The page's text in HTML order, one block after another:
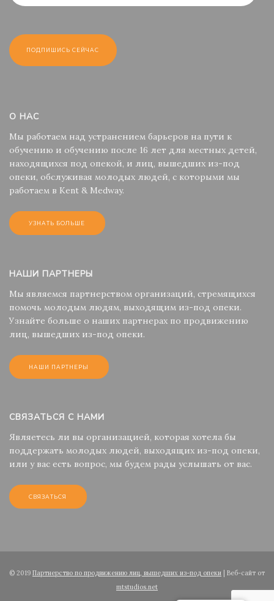
О НАС
Мы работаем над устранением барьеров на пути к
обучению и обучению после 16 лет для местных детей,
находящихся под опекой, и лиц, вышедших из-под
опеки, обслуживая молодых людей, с которыми мы
работаем в Kent & Medway.
УЗНАТЬ БОЛЬШЕ
НАШИ ПАРТНЕРЫ
Мы являемся партнерством организаций, стремящихся
помочь молодым людям, выходящим из-под опеки.
Узнайте больше о наших партнерах по продвижению
лиц, вышедших из-под опеки.
НАШИ ПАРТНЕРЫ
СВЯЗАТЬСЯ С НАМИ
Являетесь ли вы организацией, которая хотела бы
поддержать молодых людей, выходящих из-под опеки,
или у вас есть вопрос, мы будем рады услышать от вас.
СВЯЗАТЬСЯ
© 2019 Партнерство по продвижению лиц, вышедших из-под опеки | Веб-сайт от
mtstudios.net